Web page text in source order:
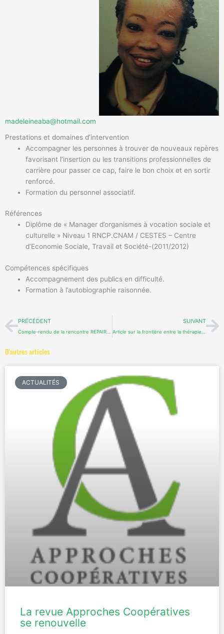
madeleineaba@hotmail.com
Prestations et domaines d’intervention
Accompagner les personnes à trouver de nouveaux repères
favorisant l’insertion ou les transitions professionnelles de
carrière pour passer ce cap, faire le bon choix et en sortir
renforcé.
Formation du personnel associatif.
Références
Diplôme de « Manager d’organismes à vocation sociale et
culturelle » Niveau 1 RNCP.CNAM / CESTES – Centre
d’Economie Sociale, Travail et Société-(2011/2012)
Compétences spécifiques
Accompagnement des publics en difficulté.
Formation à l’autobiographie raisonnée.
Précédent
PRÉCÉDENT SUIVANT
D'autres articles
ACTUALITÉS
La revue Approches Coopératives
se renouvelle